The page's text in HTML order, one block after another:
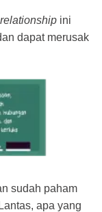
ini
dapat merusak
sudah paham
apa yang